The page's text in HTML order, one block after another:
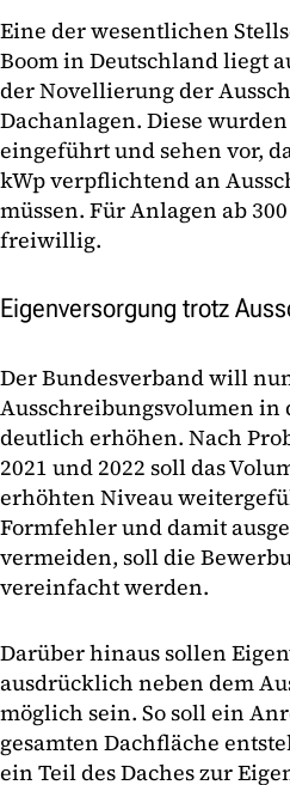
Eine der wesentlichen
Boom in Deutschland liegt
der Novellierung der
Dachanlagen. Diese
eingeführt und sehen vor,
kWp verpflichtend an
müssen. Für Anlagen ab
freiwillig.
Eigenversorgung trotz
Der Bundesverband will
Ausschreibungsvolumen in
deutlich erhöhen. Nach
2021 und 2022 soll das
erhöhten Niveau
Formfehler und damit
vermeiden, soll die
vereinfacht werden.
Darüber hinaus sollen
ausdrücklich neben dem
möglich sein. So soll ein
gesamten Dachfläche
ein Teil des Daches zur